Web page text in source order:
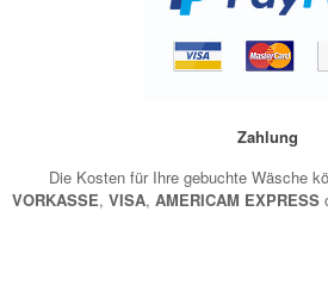
Zahlung
Die Kosten für Ihre gebuchte Wäsche
VORKASSE, VISA, AMERICAM EXPRESS